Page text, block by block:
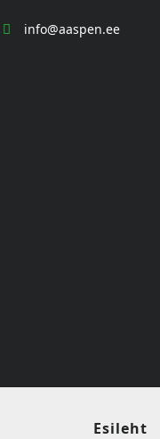
info@aaspen.ee
Esileht